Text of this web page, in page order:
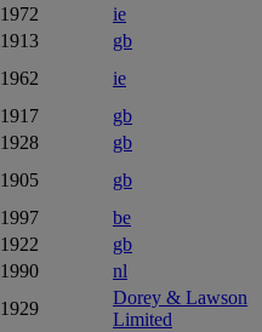
1972
ie
1913
gb
1962
ie
1917
gb
1928
gb
1905
gb
1997
be
1922
gb
1990
nl
1929
Dorey & Lawson
Limited